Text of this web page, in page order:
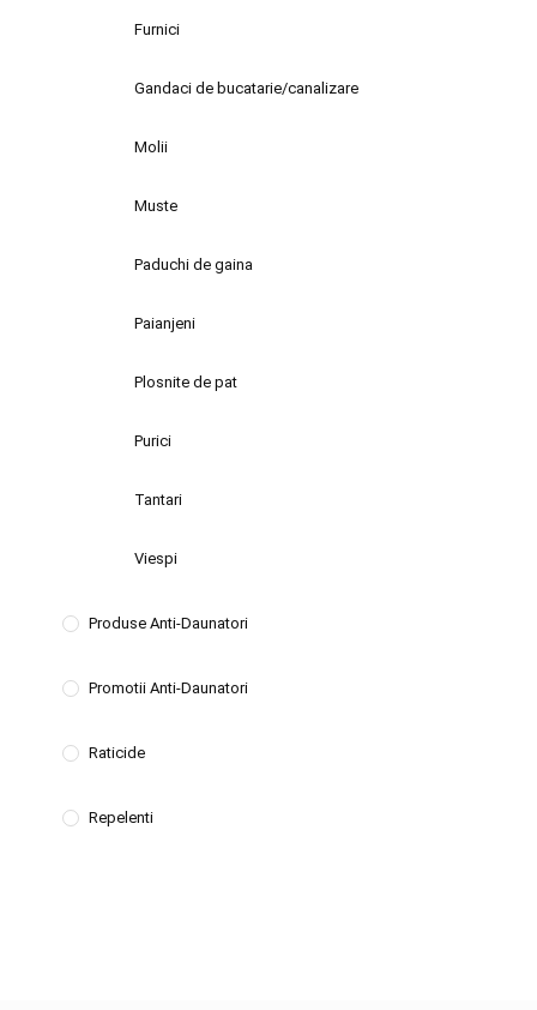
Furnici
Gandaci de bucatarie/canalizare
Molii
Muste
Paduchi de gaina
Paianjeni
Plosnite de pat
Purici
Tantari
Viespi
Produse Anti-Daunatori
Promotii Anti-Daunatori
Raticide
Repelenti